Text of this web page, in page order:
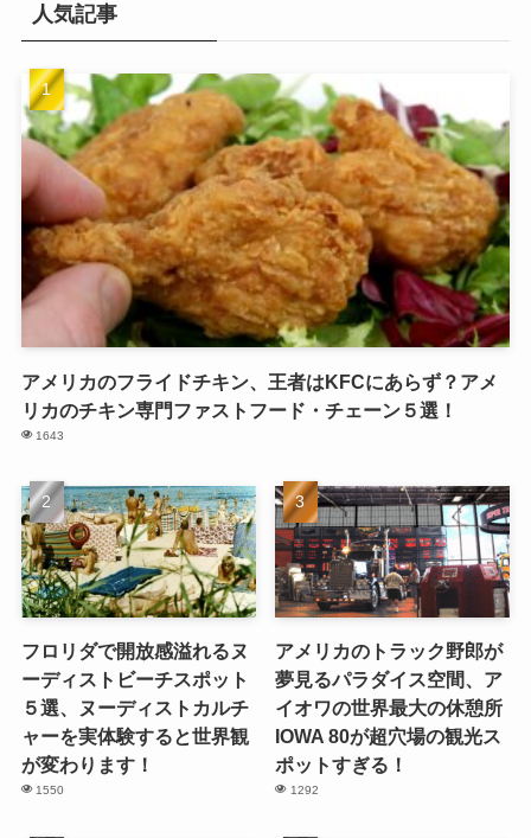
人気記事
アメリカのフライドチキン、王者はKFCにあらず？アメ
リカのチキン専門ファストフード・チェーン５選！
1643
フロリダで開放感溢れるヌ
ーディストビーチスポット
５選、ヌーディストカルチ
ャーを実体験すると世界観
が変わります！
1550
アメリカのトラック野郎が
夢見るパラダイス空間、ア
イオワの世界最大の休憩所
IOWA 80が超穴場の観光ス
ポットすぎる！
1292